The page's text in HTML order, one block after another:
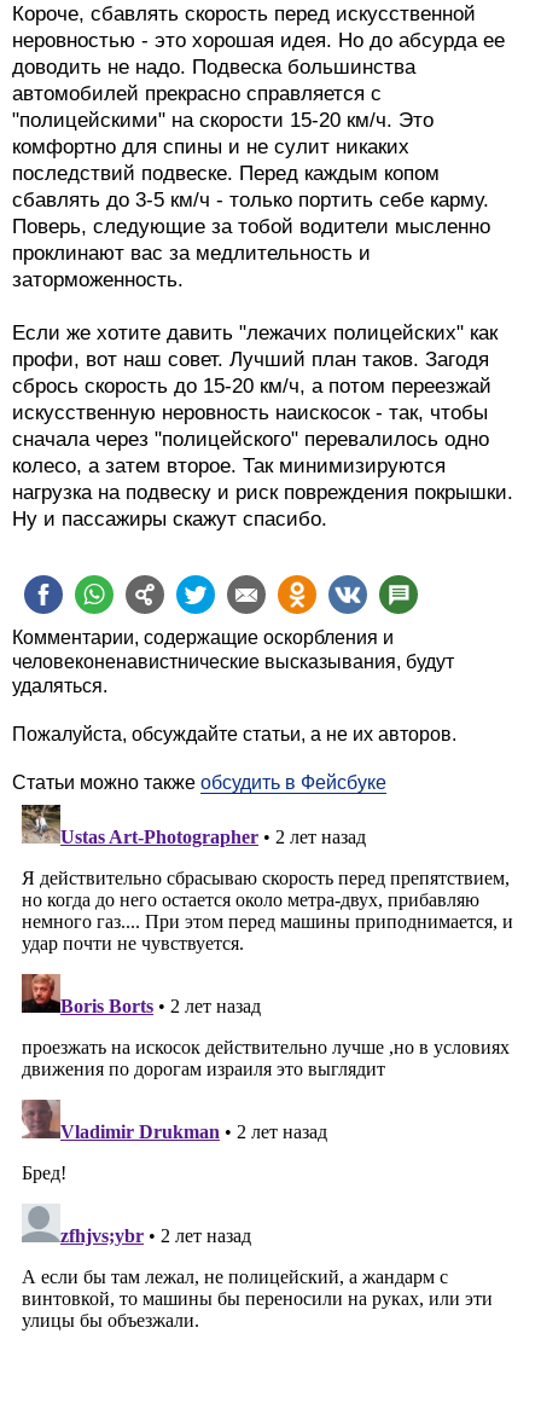
Короче, сбавлять скорость перед искусственной
неровностью - это хорошая идея. Но до абсурда ее
доводить не надо. Подвеска большинства
автомобилей прекрасно справляется с
"полицейскими" на скорости 15-20 км/ч. Это
комфортно для спины и не сулит никаких
последствий подвеске. Перед каждым копом
сбавлять до 3-5 км/ч - только портить себе карму.
Поверь, следующие за тобой водители мысленно
проклинают вас за медлительность и
заторможенность.
Если же хотите давить "лежачих полицейских" как
профи, вот наш совет. Лучший план таков. Загодя
сбрось скорость до 15-20 км/ч, а потом переезжай
искусственную неровность наискосок - так, чтобы
сначала через "полицейского" перевалилось одно
колесо, а затем второе. Так минимизируются
нагрузка на подвеску и риск повреждения покрышки.
Ну и пассажиры скажут спасибо.
Комментарии, содержащие оскорбления и
человеконенавистнические высказывания, будут
удаляться.
Пожалуйста, обсуждайте статьи, а не их авторов.
Статьи можно также обсудить в Фейсбуке